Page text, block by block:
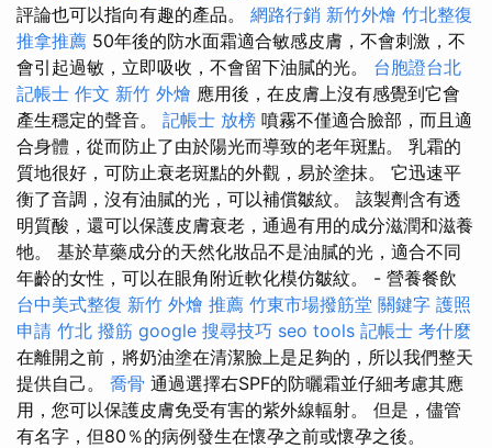
評論也可以指向有趣的產品。 網路行銷 新竹外燴 竹北整復
推拿推薦 50年後的防水面霜適合敏感皮膚，不會刺激，不
會引起過敏，立即吸收，不會留下油膩的光。 台胞證台北
記帳士 作文 新竹 外燴 應用後，在皮膚上沒有感覺到它會
產生穩定的聲音。 記帳士 放榜 噴霧不僅適合臉部，而且適
合身體，從而防止了由於陽光而導致的老年斑點。 乳霜的
質地很好，可防止衰老斑點的外觀，易於塗抹。 它迅速平
衡了音調，沒有油膩的光，可以補償皺紋。 該製劑含有透
明質酸，還可以保護皮膚衰老，通過有用的成分滋潤和滋養
牠。 基於草藥成分的天然化妝品不是油膩的光，適合不同
年齡的女性，可以在眼角附近軟化模仿皺紋。 - 營養餐飲
台中美式整復 新竹 外燴 推薦 竹東市場撥筋堂 關鍵字 護照
申請 竹北 撥筋 google 搜尋技巧 seo tools 記帳士 考什麼
在離開之前，將奶油塗在清潔臉上是足夠的，所以我們整天
提供自己。 喬骨 通過選擇右SPF的防曬霜並仔細考慮其應
用，您可以保護皮膚免受有害的紫外線輻射。 但是，儘管
有名字，但80％的病例發生在懷孕之前或懷孕之後。